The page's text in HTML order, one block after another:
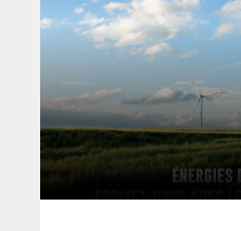
Autres
Veille
Tous les articles
Vous cherchez à vous
professionnellement, à
vos compétences ? Le
majeur du service public
Lire cette